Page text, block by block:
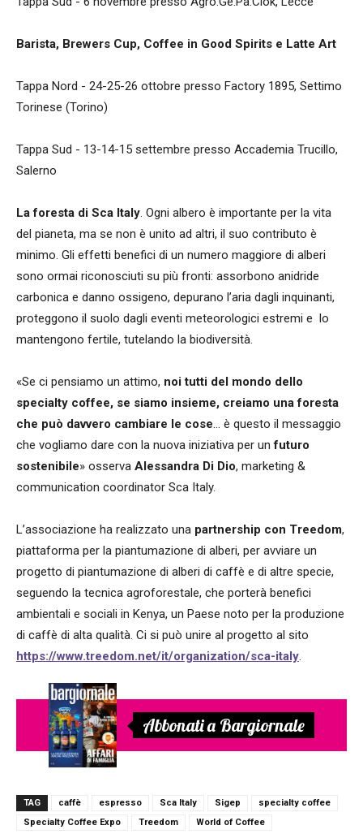
Barista, Brewers Cup, Coffee in Good Spirits e Latte Art
Tappa Nord - 24-25-26 ottobre presso Factory 1895, Settimo
Torinese (Torino)
Tappa Sud - 13-14-15 settembre presso Accademia Trucillo,
Salerno
La foresta di Sca Italy. Ogni albero è importante per la vita
del pianeta, ma se non è unito ad altri, il suo contributo è
minimo. Gli effetti benefici di un numero maggiore di alberi
sono ormai riconosciuti su più fronti: assorbono anidride
carbonica e danno ossigeno, depurano l’aria dagli inquinanti,
proteggono il suolo dagli eventi meteorologici estremi e lo
mantengono fertile, tutelando la biodiversità.
«Se ci pensiamo un attimo, noi tutti del mondo dello
specialty coffee, se siamo insieme, creiamo una foresta
che può davvero cambiare le cose… è questo il messaggio
che vogliamo dare con la nuova iniziativa per unfuturo
sostenibile» osserva Alessandra Di Dio, marketing &
communication coordinator Sca Italy.
L’associazione ha realizzato una partnership con Treedom,
piattaforma per la piantumazione di alberi, per avviare un
progetto di piantumazione di alberi di caffè e di altre specie,
seguendo la tecnica agroforestale, che porterà benefici
ambientali e sociali in Kenya, un Paese noto per la produzione
di caffè di alta qualità. Ci si può unire al progetto al sito
https://www.treedom.net/it/organization/sca-italy.
Abbonati a Bargiornale
TAG caffè espresso Sca Italy Sigep
specialty coffee
Specialty Coffee Expo
Treedom World of Coffee